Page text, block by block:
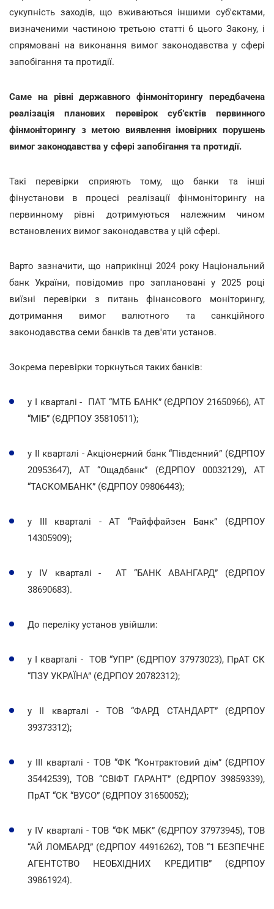
сукупність заходів, що вживаються іншими суб'єктами,
визначеними частиною третьою статті 6 цього Закону, і
спрямовані на виконання вимог законодавства у сфері
запобігання та протидії.
Саме на рівні державного фінмоніторингу передбачена
реалізація планових перевірок суб'єктів первинного
фінмоніторингу з метою виявлення імовірних порушень
вимог законодавства у сфері запобігання та протидії.
Такі перевірки сприяють тому, що банки та інші
фінустанови в процесі реалізації фінмоніторингу на
первинному рівні дотримуються належним чином
встановлених вимог законодавства у цій сфері.
Варто зазначити, що наприкінці 2024 року Національний
банк України, повідомив про заплановані у 2025 році
виїзні перевірки з питань фінансового моніторингу,
дотримання вимог валютного та санкційного
законодавства семи банків та дев'яти установ.
Зокрема перевірки торкнуться таких банків:
у I кварталі - ПАТ “МТБ БАНК” (ЄДРПОУ 21650966), АТ
“МІБ” (ЄДРПОУ 35810511);
у II кварталі - Акціонерний банк “Південний” (ЄДРПОУ
20953647), АТ “Ощадбанк” (ЄДРПОУ 00032129), АТ
“ТАСКОМБАНК” (ЄДРПОУ 09806443);
у III кварталі - АТ “Райффайзен Банк” (ЄДРПОУ
14305909);
у IV кварталі - АТ “БАНК АВАНГАРД” (ЄДРПОУ
38690683).
До переліку установ увійшли:
у I кварталі - ТОВ “УПР” (ЄДРПОУ 37973023), ПрАТ СК
“ПЗУ УКРАЇНА” (ЄДРПОУ 20782312);
у II кварталі - ТОВ “ФАРД СТАНДАРТ” (ЄДРПОУ
39373312);
у III кварталі - ТОВ “ФК “Контрактовий дім” (ЄДРПОУ
35442539), ТОВ “СВІФТ ГАРАНТ” (ЄДРПОУ 39859339),
ПрАТ “СК “ВУСО” (ЄДРПОУ 31650052);
у IV кварталі - ТОВ “ФК МБК” (ЄДРПОУ 37973945), ТОВ
“АЙ ЛОМБАРД” (ЄДРПОУ 44916262), ТОВ “1 БЕЗПЕЧНЕ
АГЕНТСТВО НЕОБХІДНИХ КРЕДИТІВ” (ЄДРПОУ
39861924).